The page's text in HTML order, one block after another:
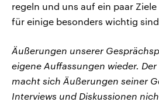
regeln und uns auf ein paar
für einige besonders wichtig
Äußerungen unserer
eigene Auffassungen wieder.
macht sich Äußerungen seiner
Interviews und Diskussionen